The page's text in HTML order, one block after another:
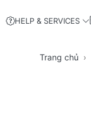
HELP & SERVICES
Trang chủ